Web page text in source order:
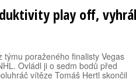
play off, vyhrál
poraženého finalisty Vegas
Ovládl ji o sedm bodů před
vítěze Tomáš Hertl skončil